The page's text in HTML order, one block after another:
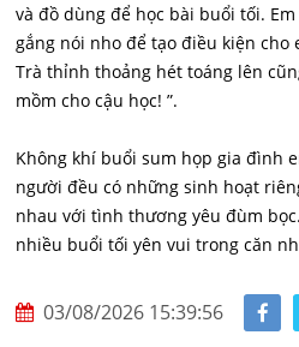
và đồ dùng để học bài buổi tối.
gắng nói nho để tạo điều kiện cho
Trà thỉnh thoảng hét toáng lên
mồm cho cậu học! ”.
Không khí buổi sum họp gia đình
người đều có những sinh hoạt
nhau với tình thương yêu đùm
nhiều buổi tối yên vui trong căn
03/08/2026 15:39:56